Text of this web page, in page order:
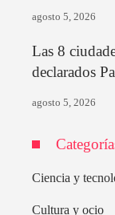
agosto 5, 2026
Las 8
declarados
agosto 5, 2026
Ciencia y
Cultura y ocio